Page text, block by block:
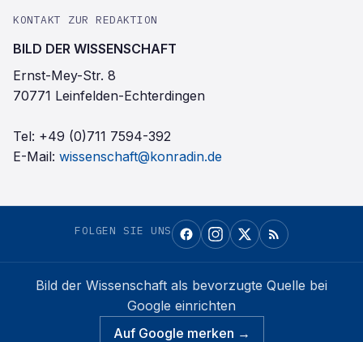
KONTAKT ZUR REDAKTION
BILD DER WISSENSCHAFT
Ernst-Mey-Str. 8
70771 Leinfelden-Echterdingen
Tel: +49 (0)711 7594-392
E-Mail: wissenschaft@konradin.de
FOLGEN SIE UNS
Bild der Wissenschaft als bevorzugte Quelle bei
Google einrichten
Auf Google merken →